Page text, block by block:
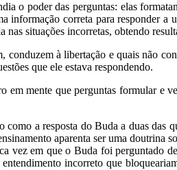
o poder das perguntas: elas
informação correta para responder a
situações incorretas, obtendo
à libertação e quais não
que ele estava respondendo.
em mente que perguntas formular e
a resposta do Buda a duas das
aparenta ser uma doutrina
vez em que o Buda foi perguntado
incorreto que